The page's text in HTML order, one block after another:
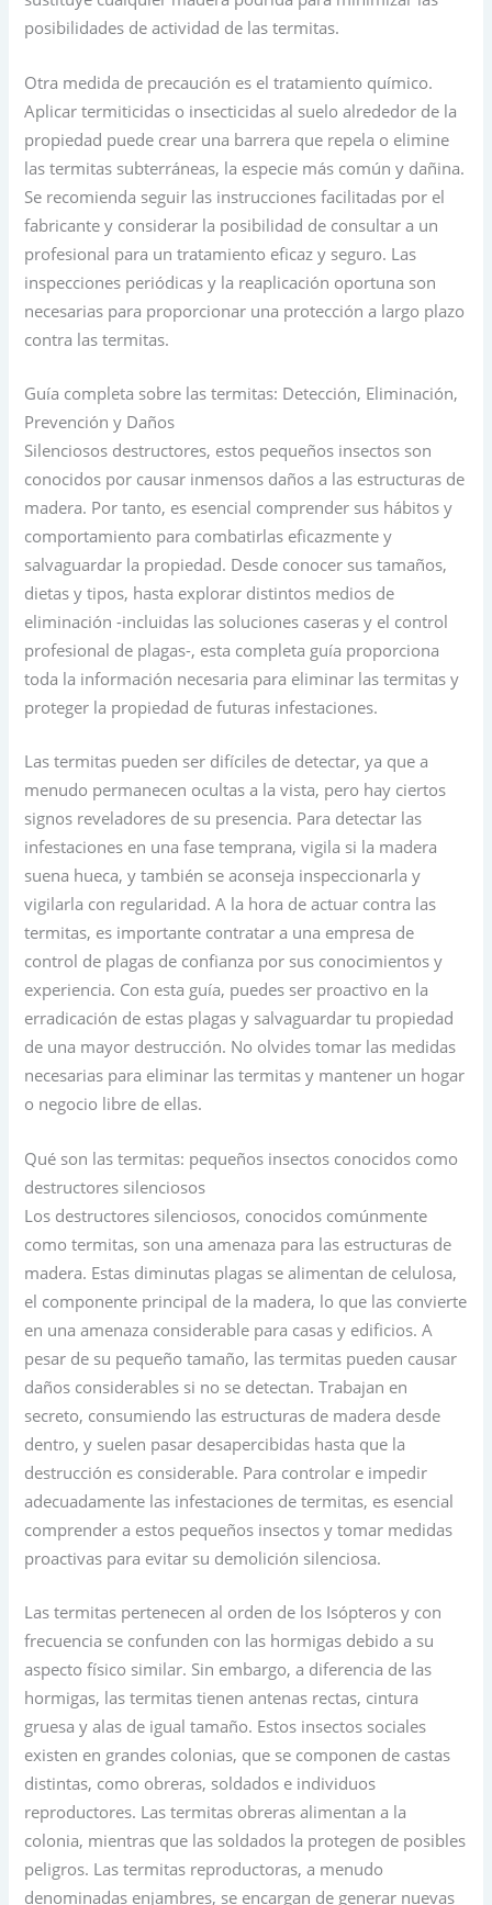
posibilidades de actividad de las termitas.
Otra medida de precaución es el tratamiento químico.
Aplicar termiticidas o insecticidas al suelo alrededor de la
propiedad puede crear una barrera que repela o elimine
las termitas subterráneas, la especie más común y dañina.
Se recomienda seguir las instrucciones facilitadas por el
fabricante y considerar la posibilidad de consultar a un
profesional para un tratamiento eficaz y seguro. Las
inspecciones periódicas y la reaplicación oportuna son
necesarias para proporcionar una protección a largo plazo
contra las termitas.
Guía completa sobre las termitas: Detección, Eliminación,
Prevención y Daños
Silenciosos destructores, estos pequeños insectos son
conocidos por causar inmensos daños a las estructuras de
madera. Por tanto, es esencial comprender sus hábitos y
comportamiento para combatirlas eficazmente y
salvaguardar la propiedad. Desde conocer sus tamaños,
dietas y tipos, hasta explorar distintos medios de
eliminación -incluidas las soluciones caseras y el control
profesional de plagas-, esta completa guía proporciona
toda la información necesaria para eliminar las termitas y
proteger la propiedad de futuras infestaciones.
Las termitas pueden ser difíciles de detectar, ya que a
menudo permanecen ocultas a la vista, pero hay ciertos
signos reveladores de su presencia. Para detectar las
infestaciones en una fase temprana, vigila si la madera
suena hueca, y también se aconseja inspeccionarla y
vigilarla con regularidad. A la hora de actuar contra las
termitas, es importante contratar a una empresa de
control de plagas de confianza por sus conocimientos y
experiencia. Con esta guía, puedes ser proactivo en la
erradicación de estas plagas y salvaguardar tu propiedad
de una mayor destrucción. No olvides tomar las medidas
necesarias para eliminar las termitas y mantener un hogar
o negocio libre de ellas.
Qué son las termitas: pequeños insectos conocidos como
destructores silenciosos
Los destructores silenciosos, conocidos comúnmente
como termitas, son una amenaza para las estructuras de
madera. Estas diminutas plagas se alimentan de celulosa,
el componente principal de la madera, lo que las convierte
en una amenaza considerable para casas y edificios. A
pesar de su pequeño tamaño, las termitas pueden causar
daños considerables si no se detectan. Trabajan en
secreto, consumiendo las estructuras de madera desde
dentro, y suelen pasar desapercibidas hasta que la
destrucción es considerable. Para controlar e impedir
adecuadamente las infestaciones de termitas, es esencial
comprender a estos pequeños insectos y tomar medidas
proactivas para evitar su demolición silenciosa.
Las termitas pertenecen al orden de los Isópteros y con
frecuencia se confunden con las hormigas debido a su
aspecto físico similar. Sin embargo, a diferencia de las
hormigas, las termitas tienen antenas rectas, cintura
gruesa y alas de igual tamaño. Estos insectos sociales
existen en grandes colonias, que se componen de castas
distintas, como obreras, soldados e individuos
reproductores. Las termitas obreras alimentan a la
colonia, mientras que las soldados la protegen de posibles
peligros. Las termitas reproductoras, a menudo
denominadas enjambres, se encargan de generar nuevas